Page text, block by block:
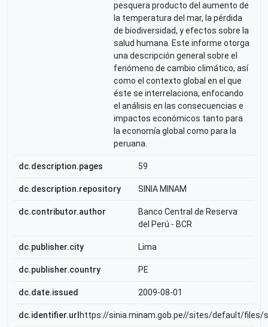
pesquera producto del aumento de
la temperatura del mar, la pérdida
de biodiversidad, y efectos sobre la
salud humana. Este informe otorga
una descripción general sobre el
fenómeno de cambio climático, así
como el contexto global en el que
éste se interrelaciona, enfocando
el análisis en las consecuencias e
impactos económicos tanto para
la economía global como para la
peruana.
dc.description.pages 59
dc.description.repository SINIA MINAM
dc.contributor.author
Banco Central de Reserva
del Perú - BCR
dc.publisher.city Lima
dc.publisher.country PE
dc.date.issued 2009-08-01
dc.identifier.url https://sinia.minam.gob.pe//sites/default/files/